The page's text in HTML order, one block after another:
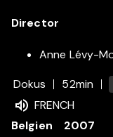
Director
Anne Lévy-
Dokus
52min
FRENCH
Belgien
2007